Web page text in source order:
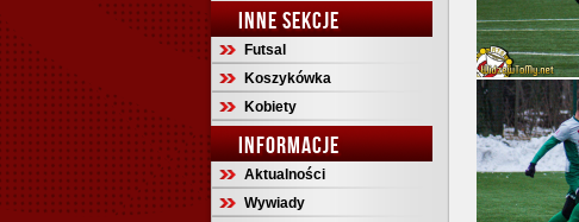
INNE SEKCJE
Futsal
Koszykówka
Kobiety
INFORMACJE
Aktualności
Wywiady